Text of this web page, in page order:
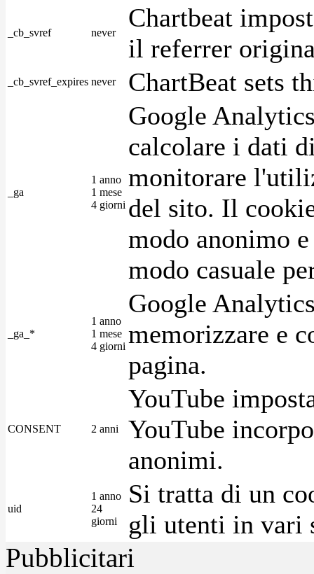
_cb_svref never
Chartbeat
il referrer
_cb_svref_expires never ChartBeat sets
_ga
1 anno
1 mese
4 giorni
Google
calcolare i dati
monitorare
del sito. Il
modo anonimo
modo casuale
_ga_*
1 anno
1 mese
4 giorni
Google
memorizzare e
pagina.
CONSENT 2 anni
YouTube
YouTube
anonimi.
uid
1 anno
24
giorni
Si tratta di un
gli utenti in vari
Pubblicitari